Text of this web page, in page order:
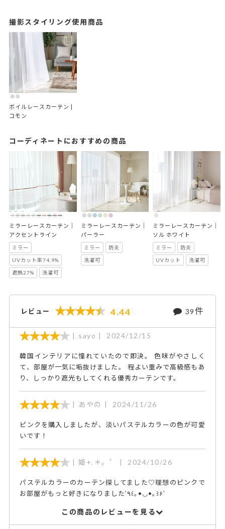
撮影スタイリング使用商品
ボイルレースカーテン |
コモン
コーディネートにおすすめの商品
ミラーレースカーテン｜
アクセントライン
ミラー
UVカット率74.9%
遮熱27% 洗濯可
ミラーレースカーテン｜
パーラー
ミラー 防炎
洗濯可
ミラーレースカーテン｜
ソル ホワイト
ミラー 防炎
UVカット 洗濯可
レビュー 4.44 39件
sayo 2024/12/15
韓国インテリアに憧れていたので即決。 色味がやさしく
て、部屋が一気に垢抜けました。 程よい重みで高級感もあ
り、しっかり遮光もしてくれる優秀カーテンです。
あやの 2024/11/26
ピンクを購入しましたが、淡いパステルカラーの色が可愛
いです！
姫+.＊。゜ 2024/10/26
パステルカラーのカーテン探してました♡理想のピンクで
お部屋がもっと好きになりました‘٩꒰｡•◡•｡꒱۶’
この商品のレビューを見る